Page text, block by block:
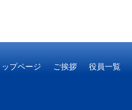
ップページ ご挨拶 役員一覧